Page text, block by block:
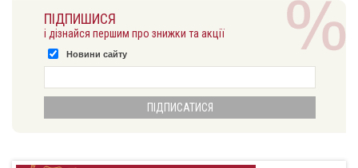
ПІДПИШИСЯ
і дізнайся першим про знижки та акції
Новини сайту